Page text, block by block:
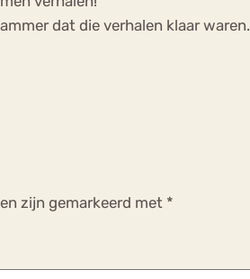
dat die verhalen klaar waren.
zijn gemarkeerd met *